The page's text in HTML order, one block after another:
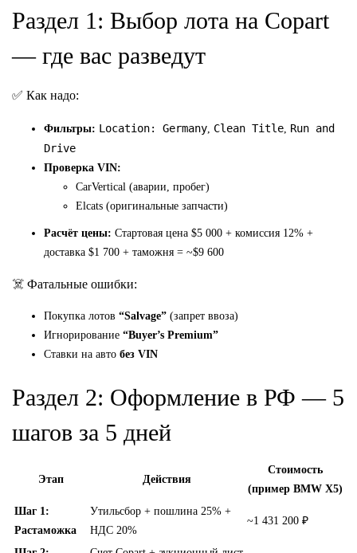
Раздел 1: Выбор лота на Copart
— где вас разведут
✅ Как надо:
Фильтры: Location: Germany Clean Title Run and
Drive
Проверка VIN:
CarVertical (аварии, пробег)
Elcats (оригинальные запчасти)
Расчёт цены: Стартовая цена $5 000 + комиссия 12% +
доставка $1 700 + таможня = ~$9 600
☠️ Фатальные ошибки:
Покупка лотов “Salvage” (запрет ввоза)
Игнорирование “Buyer’s Premium”
Ставки на авто без VIN
Раздел 2: Оформление в РФ — 5
шагов за 5 дней
Этап Действия
Стоимость
(пример BMW X5)
Шаг 1:
Растаможка
Утильсбор + пошлина 25% +
НДС 20%
~1 431 200 ₽